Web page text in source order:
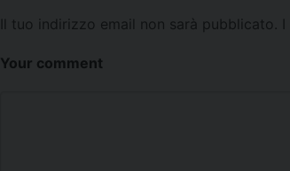
Il tuo indirizzo email non sarà pubblicato.
Your comment